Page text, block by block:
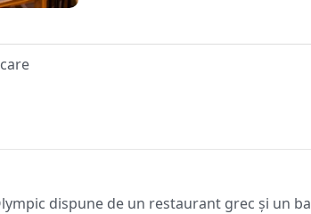
dispune de un restaurant grec și un